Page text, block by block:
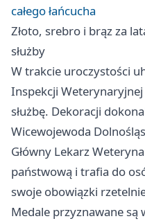
całego łańcucha
Złoto, srebro i brąz za
służby
W trakcie uroczystości
Inspekcji
służbę. Dekoracji
Wicewojewoda
Główny Lekarz
państwową i trafia do
swoje obowiązki
Medale przyznawane są